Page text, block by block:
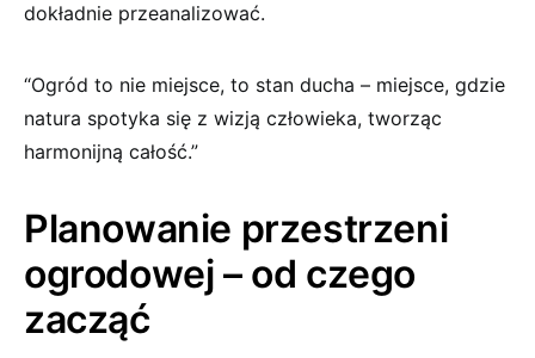
dokładnie przeanalizować.
“Ogród to nie miejsce, to stan ducha – miejsce, gdzie
natura spotyka się z wizją człowieka, tworząc
harmonijną całość.”
Planowanie przestrzeni
ogrodowej – od czego
zacząć